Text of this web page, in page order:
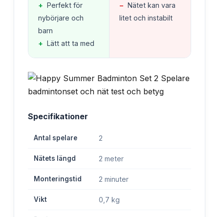
+ Perfekt för
nybörjare och
barn
+ Lätt att ta med
− Nätet kan vara
litet och instabilt
Specifikationer
Antal spelare 2
Nätets längd 2 meter
Monteringstid 2 minuter
Vikt 0,7 kg